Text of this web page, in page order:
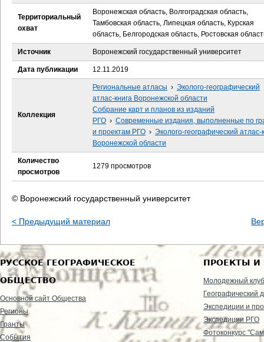
Территориальный
охват
Воронежская область, Волгоградская область,
Тамбовская область, Липецкая область, Курская
область, Белгородская область, Ростовская
Источник Воронежский государственный университет
Дата публикации 12.11.2019
Коллекция
Региональные атласы › Эколого-географический
атлас-книга Воронежской области
Собрание карт и планов из изданий
РГО › Современные издания, выполненные по
и проектам РГО › Эколого-географический атлас-
Воронежской области
Количество
просмотров
1279 просмотров
© Воронежский государственный университет
< Предыдущий материал
РУССКОЕ ГЕОГРАФИЧЕСКОЕ
ОБЩЕСТВО
Основной сайт Общества
Регионы
Гранты
События
ПРОЕКТЫ И
Молодежный клуб
Географический
Экспедиции и
Экспедиции РГО
Фотоконкурс